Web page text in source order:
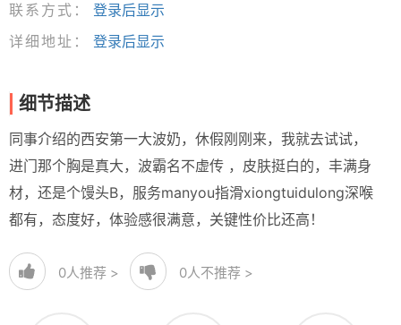
联系方式：
登录后显示
详细地址：
登录后显示
细节描述
同事介绍的西安第一大波奶，休假刚刚来，我就去试试，
进门那个胸是真大，波霸名不虚传 ，皮肤挺白的，丰满身
材，还是个馒头B，服务manyou指滑xiongtuidulong深喉
都有，态度好，体验感很满意，关键性价比还高！
0人推荐 > 0人不推荐 >